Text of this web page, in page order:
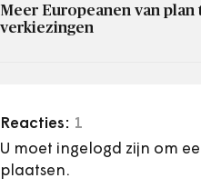
Meer Europeanen van
verkiezingen
Reacties: 1
U moet ingelogd zijn om
plaatsen.